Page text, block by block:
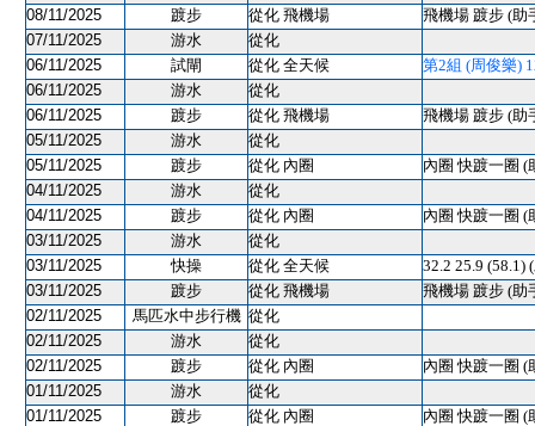
08/11/2025
踱步 從化 飛機場
飛機場 踱步 (助
07/11/2025
游水
從化
06/11/2025
試閘 從化 全天候
第2組 (周俊樂)
06/11/2025
游水
從化
06/11/2025
踱步 從化 飛機場
飛機場 踱步 (助
05/11/2025
游水
從化
05/11/2025
踱步 從化 內圈
內圈 快踱一圈 (
04/11/2025
游水
從化
04/11/2025
踱步 從化 內圈
內圈 快踱一圈 (
03/11/2025
游水
從化
03/11/2025
快操 從化 全天候
32.2 25.9 (58.1)
03/11/2025
踱步 從化 飛機場
飛機場 踱步 (助
02/11/2025
馬匹水中步行機 從化
02/11/2025
游水
從化
02/11/2025
踱步 從化 內圈
內圈 快踱一圈 (
01/11/2025
游水
從化
01/11/2025
踱步 從化 內圈
內圈 快踱一圈 (